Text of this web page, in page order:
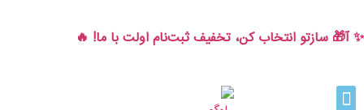
✨ آ🎁 سازتو انتخاب کن، تخفیف ثبت‌نام اولت با ما! 🔥